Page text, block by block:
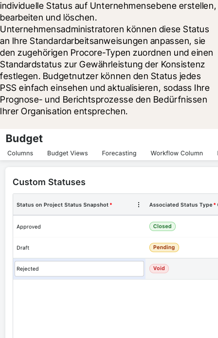
individuelle Status auf Unternehmensebene erstellen,
bearbeiten und löschen.
Unternehmensadministratoren können diese Status
an Ihre Standardarbeitsanweisungen anpassen, sie
den zugehörigen Procore-Typen zuordnen und einen
Standardstatus zur Gewährleistung der Konsistenz
festlegen. Budgetnutzer können den Status jedes
PSS einfach einsehen und aktualisieren, sodass Ihre
Prognose- und Berichtsprozesse den Bedürfnissen
Ihrer Organisation entsprechen.